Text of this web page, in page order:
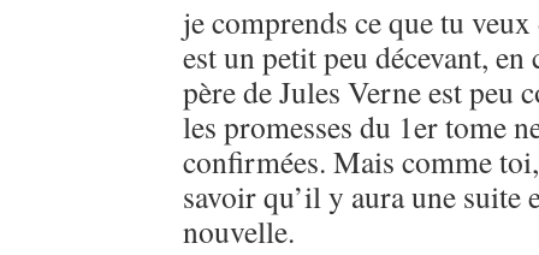
je comprends ce que tu
est un petit peu décevant,
père de Jules Verne est peu
les promesses du 1er tome
confirmées. Mais comme
savoir qu’il y aura une suite
nouvelle.